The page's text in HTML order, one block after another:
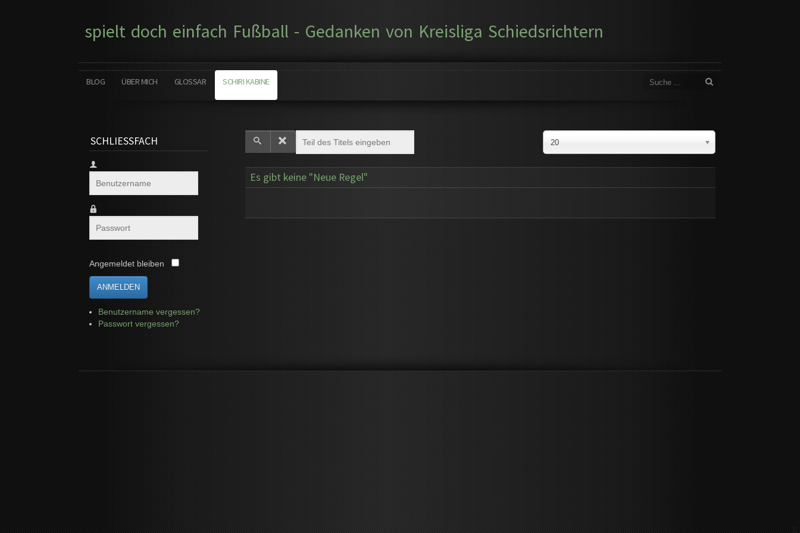
spielt doch einfach Fußball - Gedanken von Kreisliga Schiedsrichtern
BLOG ÜBER MICH GLOSSAR SCHIRI KABINE
20
Es gibt keine "Neue Regel"
SCHLIESSFACH
Angemeldet bleiben
ANMELDEN
Benutzername vergessen?
Passwort vergessen?